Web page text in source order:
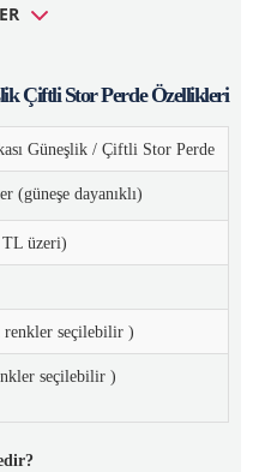
Çiftli Stor Perde Özellikleri
Güneşlik / Çiftli Stor Perde
(güneşe dayanıklı)
üzeri)
renkler seçilebilir )
seçilebilir )